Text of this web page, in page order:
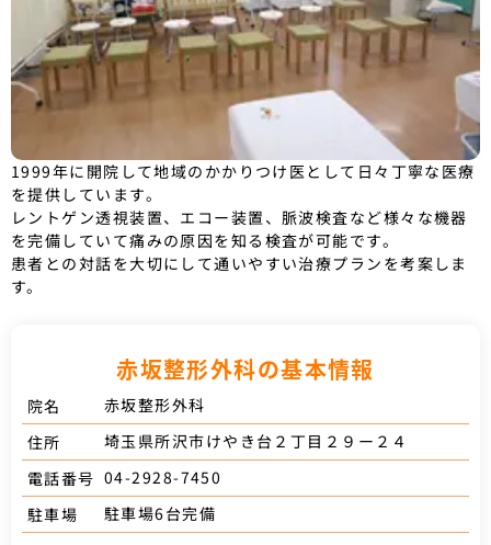
1999年に開院して地域のかかりつけ医として日々丁寧な医療
を提供しています。
レントゲン透視装置、エコー装置、脈波検査など様々な機器
を完備していて痛みの原因を知る検査が可能です。
患者との対話を大切にして通いやすい治療プランを考案しま
す。
赤坂整形外科の基本情報
院名
赤坂整形外科
住所
埼玉県所沢市けやき台２丁目２９ー２４
電話番号 04-2928-7450
駐車場
駐車場6台完備